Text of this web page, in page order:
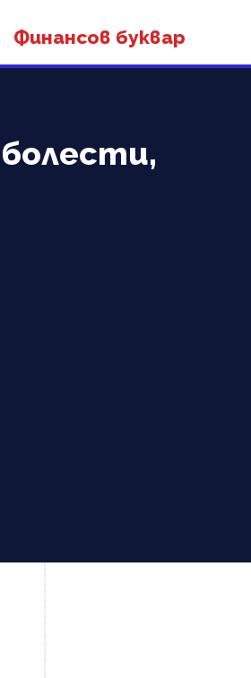
Финансов буквар